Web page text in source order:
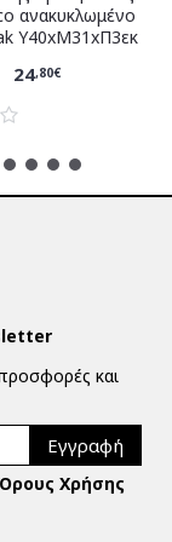
ανακυκλωμένο
Υ40xM31xΠ3εκ
24,80€
και
Εγγραφή
Χρήσης